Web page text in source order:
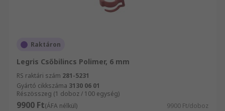
Raktáron
Legris Csőbilincs Polimer, 6 mm
RS raktári szám 281-5231
Gyártó cikkszáma 3130 06 01
Részösszeg (1 doboz / 100 egység)
9900 Ft(ÁFA nélkül) 9900 Ft/doboz